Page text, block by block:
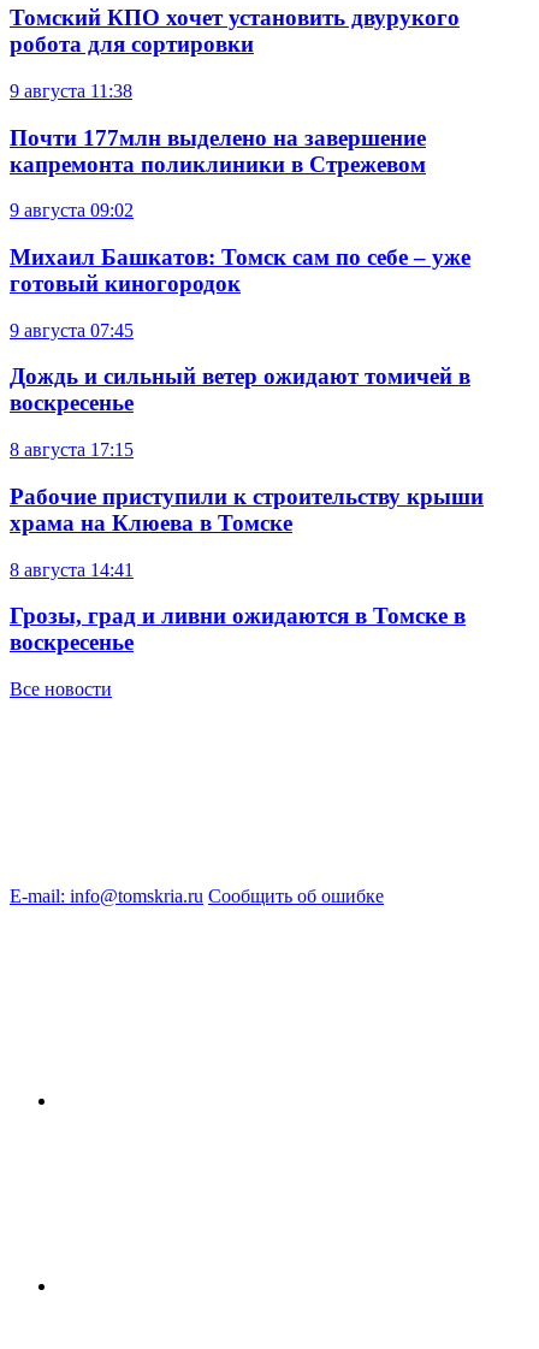
Томский КПО хочет установить двурукого
робота для сортировки
9 августа 11:38
Почти 177млн выделено на завершение
капремонта поликлиники в Стрежевом
9 августа 09:02
Михаил Башкатов: Томск сам по себе – уже
готовый киногородок
9 августа 07:45
Дождь и сильный ветер ожидают томичей в
воскресенье
8 августа 17:15
Рабочие приступили к строительству крыши
храма на Клюева в Томске
8 августа 14:41
Грозы, град и ливни ожидаются в Томске в
воскресенье
Все новости
E-mail: info@tomskria.ru Сообщить об ошибке